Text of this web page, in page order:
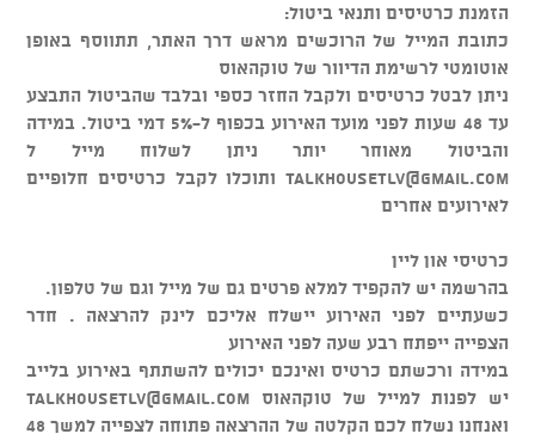
הזמנת כרטיסים ותנאי ביטול:
כתובת המייל של הרוכשים מראש דרך האתר, תתווסף באופן
אוטומטי לרשימת הדיוור של טוקהאוס
ניתן לבטל כרטיסים ולקבל החזר כספי ובלבד שהביטול התבצע
עד 48 שעות לפני מועד האירוע בכפוף ל-5% דמי ביטול. במידה
והביטול מאוחר יותר ניתן לשלוח מייל ל
talkhousetlv@gmail.com ותוכלו לקבל כרטיסים חלופיים
לאירועים אחרים
כרטיסי און ליין
בהרשמה יש להקפיד למלא פרטים גם של מייל וגם של טלפון.
כשעתיים לפני האירוע יישלח אליכם לינק להרצאה . חדר
הצפייה ייפתח רבע שעה לפני האירוע
במידה ורכשתם כרטיס ואינכם יכולים להשתתף באירוע בלייב
יש לפנות למייל של טוקהאוס talkhousetlv@gmail.com
ואנחנו נשלח לכם הקלטה של ההרצאה פתוחה לצפייה למשך 48